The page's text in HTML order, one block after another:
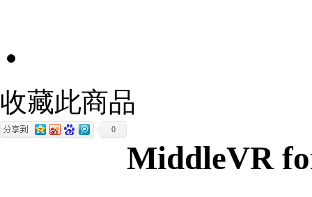
收藏此商品
0
MiddleVR